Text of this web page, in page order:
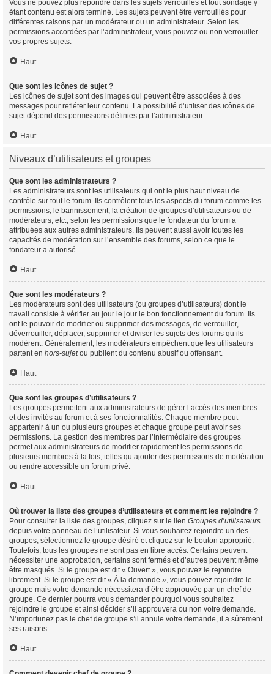
Vous ne pouvez plus répondre dans les sujets verrouillés et tout sondage y
étant contenu est alors terminé. Les sujets peuvent être verrouillés pour
différentes raisons par un modérateur ou un administrateur. Selon les
permissions accordées par l’administrateur, vous pouvez ou non verrouiller
vos propres sujets.
Haut
Que sont les icônes de sujet ?
Les icônes de sujet sont des images qui peuvent être associées à des
messages pour refléter leur contenu. La possibilité d’utiliser des icônes de
sujet dépend des permissions définies par l’administrateur.
Haut
Niveaux d’utilisateurs et groupes
Que sont les administrateurs ?
Les administrateurs sont les utilisateurs qui ont le plus haut niveau de
contrôle sur tout le forum. Ils contrôlent tous les aspects du forum comme les
permissions, le bannissement, la création de groupes d’utilisateurs ou de
modérateurs, etc., selon les permissions que le fondateur du forum a
attribuées aux autres administrateurs. Ils peuvent aussi avoir toutes les
capacités de modération sur l’ensemble des forums, selon ce que le
fondateur a autorisé.
Haut
Que sont les modérateurs ?
Les modérateurs sont des utilisateurs (ou groupes d’utilisateurs) dont le
travail consiste à vérifier au jour le jour le bon fonctionnement du forum. Ils
ont le pouvoir de modifier ou supprimer des messages, de verrouiller,
déverrouiller, déplacer, supprimer et diviser les sujets des forums qu’ils
modèrent. Généralement, les modérateurs empêchent que les utilisateurs
partent en hors-sujetou publient du contenu abusif ou offensant.
Haut
Que sont les groupes d’utilisateurs ?
Les groupes permettent aux administrateurs de gérer l’accès des membres
et des invités au forum et à ses fonctionnalités. Chaque membre peut
appartenir à un ou plusieurs groupes et chaque groupe peut avoir ses
permissions. La gestion des membres par l’intermédiaire des groupes
permet aux administrateurs de modifier rapidement les permissions de
plusieurs membres à la fois, telles qu’ajouter des permissions de modération
ou rendre accessible un forum privé.
Haut
Où trouver la liste des groupes d’utilisateurs et comment les rejoindre ?
Pour consulter la liste des groupes, cliquez sur le lien Groupes d’utilisateurs
depuis votre panneau de l’utilisateur. Si vous souhaitez rejoindre un des
groupes, sélectionnez le groupe désiré et cliquez sur le bouton approprié.
Toutefois, tous les groupes ne sont pas en libre accès. Certains peuvent
nécessiter une approbation, certains sont fermés et d’autres peuvent même
être masqués. Si le groupe est dit « Ouvert », vous pouvez le rejoindre
librement. Si le groupe est dit « À la demande », vous pouvez rejoindre le
groupe mais votre demande nécessitera d’être approuvée par un chef de
groupe. Ce dernier pourra vous demander pourquoi vous souhaitez
rejoindre le groupe et ainsi décider s’il approuvera ou non votre demande.
N’importunez pas le chef de groupe s’il annule votre demande, il a sûrement
ses raisons.
Haut